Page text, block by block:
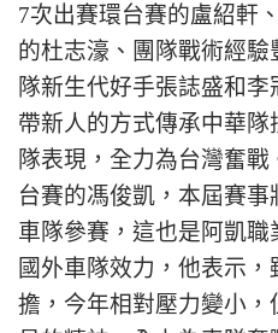
7次出賽環台賽的盧紹軒
的杜志濠、團隊戰術經
隊新生代好手張誌盛和
帶新人的方式傳承中華隊
隊表現，全力為台灣奮
台賽的馮俊凱，本屆賽
車隊參賽，這也是阿凱
國外車隊效力，他表示
擔，今年相對壓力變小